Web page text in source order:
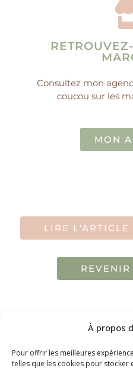
À propos
Pour offrir les meilleures
telles que les cookies pour
Consultez mon
coucou sur les
MON
LIRE L'ARTICLE